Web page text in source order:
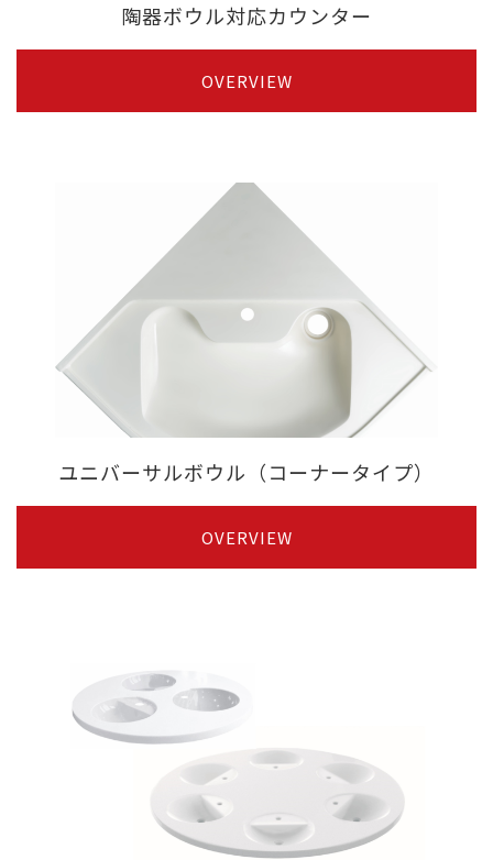
陶器ボウル対応カウンター
OVERVIEW
ユニバーサルボウル（コーナータイプ）
OVERVIEW